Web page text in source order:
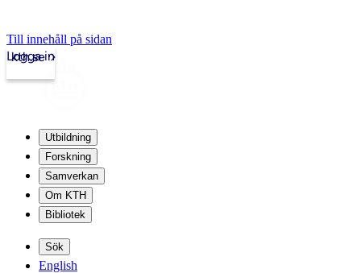
Till innehåll på sidan
kth.se
Logga in
Utbildning
Forskning
Samverkan
Om KTH
Bibliotek
Sök
English